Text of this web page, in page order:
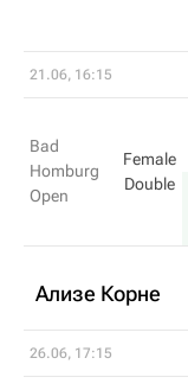
21.06, 16:15
Bad
Homburg
Open
Female
Double
Ализе Корне
26.06, 17:15